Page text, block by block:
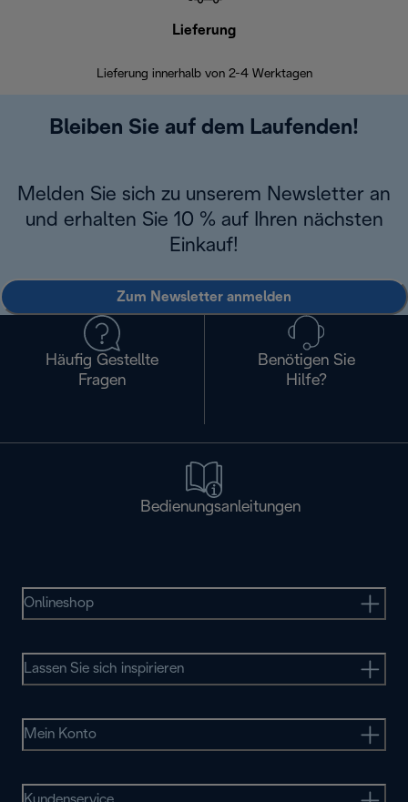
Lieferung
Lieferung innerhalb von 2-4 Werktagen
Bleiben Sie auf dem Laufenden!
Melden Sie sich zu unserem Newsletter an
und erhalten Sie 10 % auf Ihren nächsten
Einkauf!
Zum Newsletter anmelden
Häufig Gestellte
Fragen
Benötigen Sie
Hilfe?
Bedienungsanleitungen
Onlineshop
Lassen Sie sich inspirieren
Mein Konto